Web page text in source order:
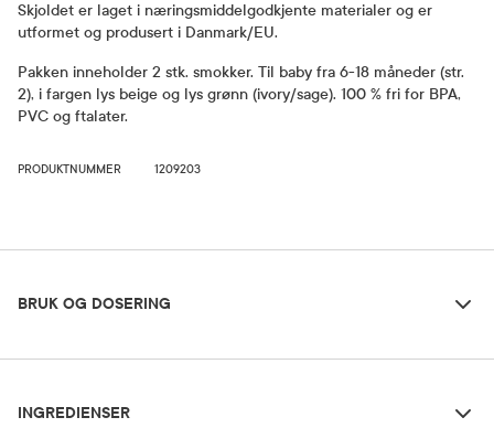
Skjoldet er laget i næringsmiddelgodkjente materialer og er
utformet og produsert i Danmark/EU.
Pakken inneholder 2 stk. smokker. Til baby fra 6-18 måneder (str.
2), i fargen lys beige og lys grønn (ivory/sage). 100 % fri for BPA,
PVC og ftalater.
PRODUKTNUMMER 1209203
BRUK OG DOSERING
Smokkene bør byttes ut hver 4-6. uke. Dersom det er tegn på
INGREDIENSER